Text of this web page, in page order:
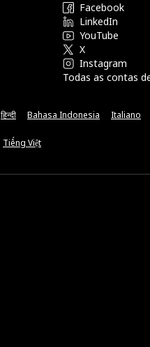
Facebook
LinkedIn
YouTube
X
Instagram
Todas as contas
हिन्दी Bahasa Indonesia Italiano
Tiếng Việt